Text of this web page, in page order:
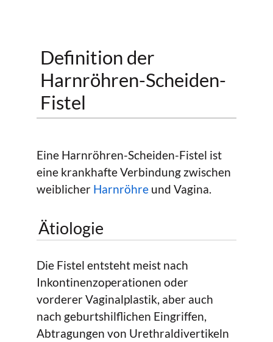
Definition der
Harnröhren-Scheiden-
Fistel
Eine Harnröhren-Scheiden-Fistel ist
eine krankhafte Verbindung zwischen
weiblicher Harnröhre und Vagina.
Ätiologie
Die Fistel entsteht meist nach
Inkontinenzoperationen oder
vorderer Vaginalplastik, aber auch
nach geburtshilflichen Eingriffen,
Abtragungen von Urethraldivertikeln